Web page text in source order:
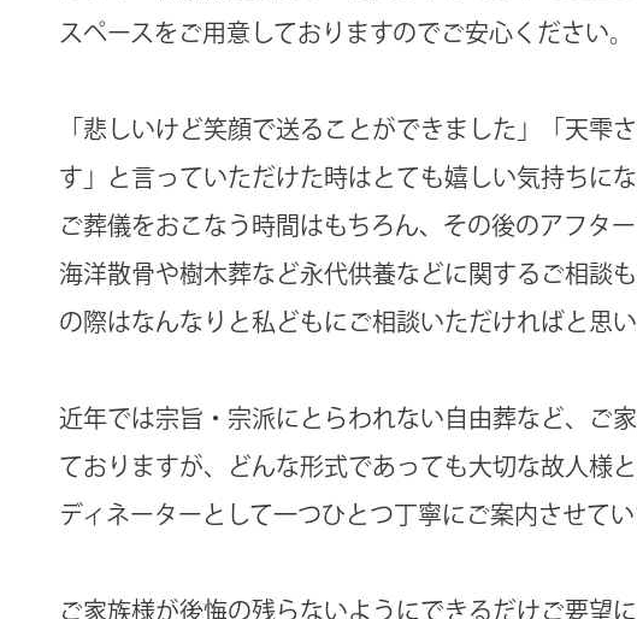
スペースをご用意しておりますのでご安心ください。
「悲しいけど笑顔で送ることができました」「天雫
す」と言っていただけた時はとても嬉しい気持ちにな
ご葬儀をおこなう時間はもちろん、その後のアフタ
海洋散骨や樹木葬など永代供養などに関するご相談
の際はなんなりと私どもにご相談いただければと思い
近年では宗旨・宗派にとらわれない自由葬など、ご
ておりますが、どんな形式であっても大切な故人様
ディネーターとして一つひとつ丁寧にご案内させてい
ご家族様が後悔の残らないようにできるだけご要望